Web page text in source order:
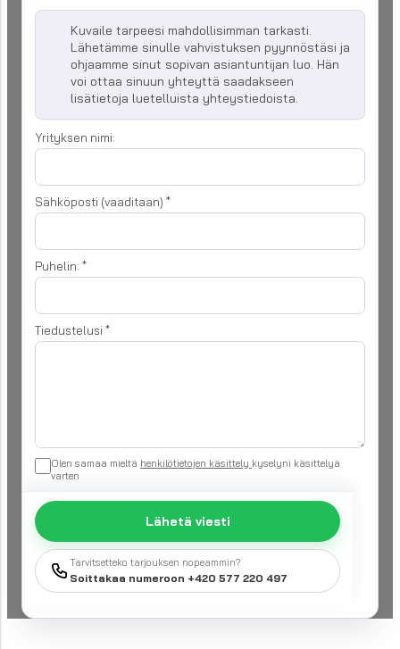
Kuvaile tarpeesi mahdollisimman tarkasti.
Lähetämme sinulle vahvistuksen pyynnöstäsi ja
ohjaamme sinut sopivan asiantuntijan luo. Hän
voi ottaa sinuun yhteyttä saadakseen
lisätietoja luetelluista yhteystiedoista.
Yrityksen nimi:
Sähköposti (vaaditaan) *
Puhelin: *
Tiedustelusi *
Olen samaa mieltä henkilötietojen käsittely kyselyni käsittelyä
varten
Lähetä viesti
Tarvitsetteko tarjouksen nopeammin?
Soittakaa numeroon +420 577 220 497